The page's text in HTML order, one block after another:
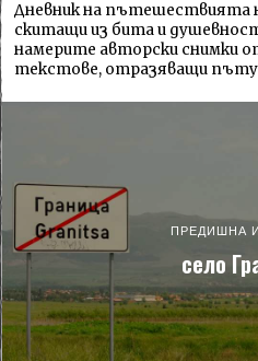
Дневник на пътешествията
скитащи из бита и
намерите авторски снимки
текстове, отразяващи
ПРЕДИШНА
село